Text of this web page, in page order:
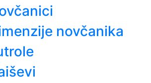
novčanika